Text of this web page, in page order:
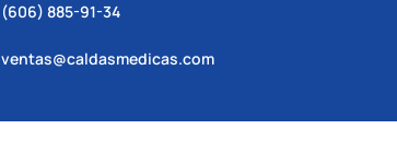
(606) 885-91-34
ventas@caldasmedicas.com